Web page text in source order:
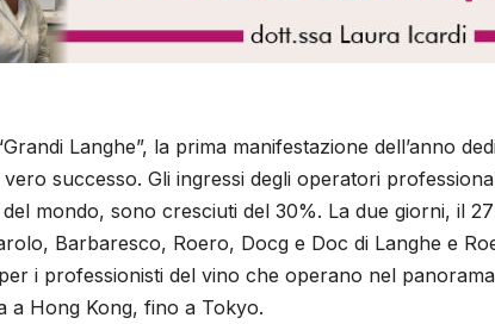
Langhe”, la prima manifestazione dell’anno
successo. Gli ingressi degli operatori
mondo, sono cresciuti del 30%. La due giorni, il
Barbaresco, Roero, Docg e Doc di Langhe e
i professionisti del vino che operano nel
a Hong Kong, fino a Tokyo.